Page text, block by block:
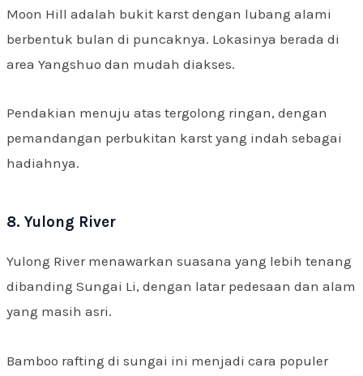
Moon Hill adalah bukit karst dengan lubang alami
berbentuk bulan di puncaknya. Lokasinya berada di
area Yangshuo dan mudah diakses.
Pendakian menuju atas tergolong ringan, dengan
pemandangan perbukitan karst yang indah sebagai
hadiahnya.
8. Yulong River
Yulong River menawarkan suasana yang lebih tenang
dibanding Sungai Li, dengan latar pedesaan dan alam
yang masih asri.
Bamboo rafting di sungai ini menjadi cara populer